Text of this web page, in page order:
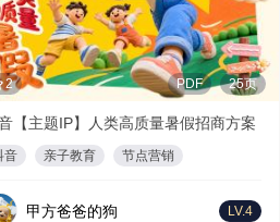
2 PDF 25页
【主题IP】人类高质量暑假招商方案
音 亲子教育 节点营销
甲方爸爸的狗 LV.4